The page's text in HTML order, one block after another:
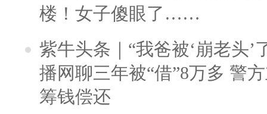
楼！女子傻眼了……
紫牛头条｜“我爸被‘崩老头’
播网聊三年被“借”8万多 警
筹钱偿还